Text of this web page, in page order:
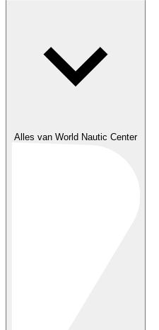
Alles van World Nautic Center